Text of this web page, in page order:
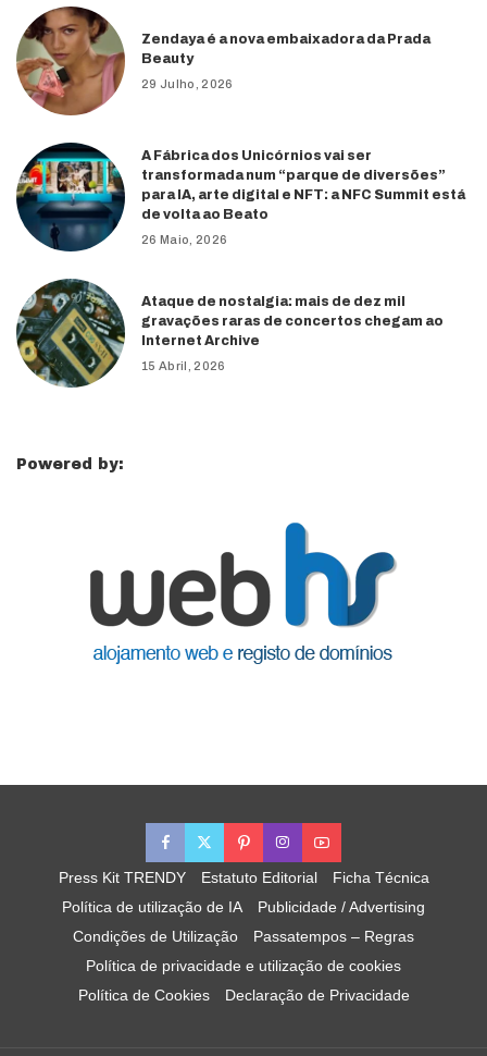
Zendaya é a nova embaixadora da Prada
Beauty
29 Julho, 2026
A Fábrica dos Unicórnios vai ser
transformada num “parque de diversões”
para IA, arte digital e NFT: a NFC Summit está
de volta ao Beato
26 Maio, 2026
Ataque de nostalgia: mais de dez mil
gravações raras de concertos chegam ao
Internet Archive
15 Abril, 2026
Powered by:
Press Kit TRENDY Estatuto Editorial
Ficha Técnica
Política de utilização de IA
Publicidade / Advertising
Condições de Utilização
Passatempos – Regras
Política de privacidade e utilização de cookies
Política de Cookies
Declaração de Privacidade